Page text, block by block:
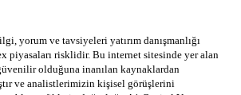
yorum ve tavsiyeleri yatırım danışmanlığı
piyasaları risklidir. Bu internet sitesinde yer alan
olduğuna inanılan kaynaklardan
ve analistlerimizin kişisel görüşlerini